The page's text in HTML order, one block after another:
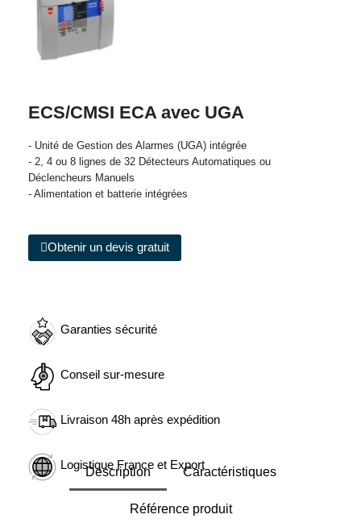
ECS/CMSI ECA avec UGA
- Unité de Gestion des Alarmes (UGA) intégrée
- 2, 4 ou 8 lignes de 32 Détecteurs Automatiques ou
Déclencheurs Manuels
- Alimentation et batterie intégrées
Obtenir un devis gratuit
Garanties sécurité
Conseil sur-mesure
Livraison 48h après expédition
Logistique France et Export
Description Caractéristiques
Référence produit